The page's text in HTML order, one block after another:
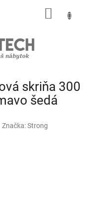
skriňa 300
šedá
Značka:Strong